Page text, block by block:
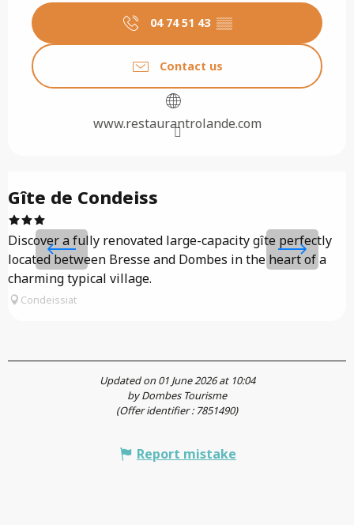
04 74 51 43 ▒▒
Contact us
www.restaurantrolande.com
Gîte de Condeiss
Discover a fully renovated large-capacity gîte perfectly
located between Bresse and Dombes in the heart of a
charming typical village.
Condeissiat
Updated on 01 June 2026 at 10:04
by Dombes Tourisme
(Offer identifier : 7851490)
Report mistake